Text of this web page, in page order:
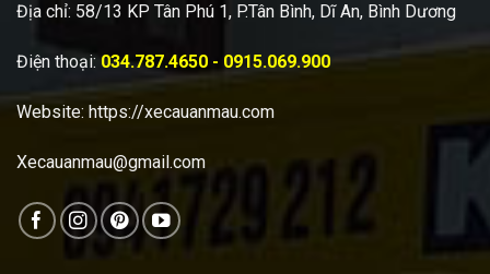
Địa chỉ: 58/13 KP Tân Phú 1, P.Tân Bình, Dĩ An, Bình Dương
Điện thoại: 034.787.4650 - 0915.069.900
Website: https://xecauanmau.com
Xecauanmau@gmail.com